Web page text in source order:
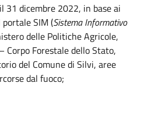
dicembre 2022, in base ai
SIM (Sistema Informativo
delle Politiche Agricole,
Forestale dello Stato,
del Comune di Silvi, aree
dal fuoco;